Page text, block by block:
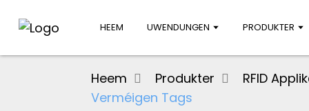
HEEM UWENDUNGEN PRODUKTER
Heem Produkter RFID
Verméigen Tags